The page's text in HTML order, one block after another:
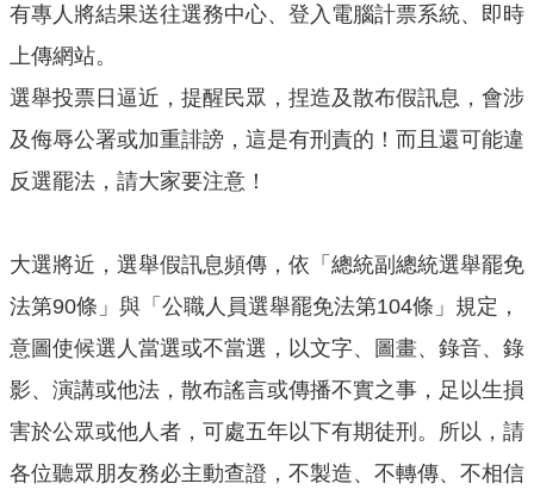
政
府
訊
公
坡
地
範
圍
申
案
件
有專人將結果送往選務中心、登入電腦計票系統、即時
上傳網站。
選舉投票日逼近，提醒民眾，捏造及散布假訊息，會涉
及侮辱公署或加重誹謗，這是有刑責的！而且還可能違
反選罷法，請大家要注意！
大選將近，選舉假訊息頻傳，依「總統副總統選舉罷免
法第90條」與「公職人員選舉罷免法第104條」規定，
意圖使候選人當選或不當選，以文字、圖畫、錄音、錄
影、演講或他法，散布謠言或傳播不實之事，足以生損
害於公眾或他人者，可處五年以下有期徒刑。所以，請
各位聽眾朋友務必主動查證，不製造、不轉傳、不相信